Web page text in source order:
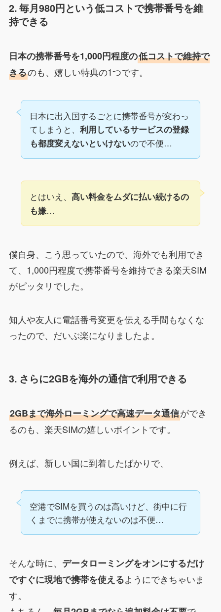
2. 毎月980円という低コストで携帯番号を維
持できる
日本の携帯番号を1,000円程度の低コストで維持で
きるのも、嬉しい特典の1つです。
日本に出入国するごとに携帯番号が変わっ
てしまうと、 利用しているサービスの登録
も都度変えないといけないので不便…
とはいえ、 高い料金をムダに払い続けるの
も嫌…
僕自身、こう思っていたので、海外でも利用でき
て、1,000円程度で携帯番号を維持できる楽天SIM
がピッタリでした。
知人や友人に電話番号変更を伝える手間もなくな
ったので、だいぶ楽になりましたよ。
3. さらに2GBを海外の通信で利用できる
2GBまで海外ローミングで高速データ通信ができ
るのも、楽天SIMの嬉しいポイントです。
例えば、新しい国に到着したばかりで、
空港でSIMを買うのは高いけど、街中に行
くまでに携帯が使えないのは不便…
そんな時に、 データローミングをオンにするだけ
ですぐに現地で携帯を使えるようにできちゃいま
す。